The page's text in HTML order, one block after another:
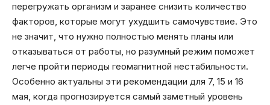
перегружать организм и заранее снизить количество
факторов, которые могут ухудшить самочувствие. Это
не значит, что нужно полностью менять планы или
отказываться от работы, но разумный режим поможет
легче пройти периоды геомагнитной нестабильности.
Особенно актуальны эти рекомендации для 7, 15 и 16
мая, когда прогнозируется самый заметный уровень